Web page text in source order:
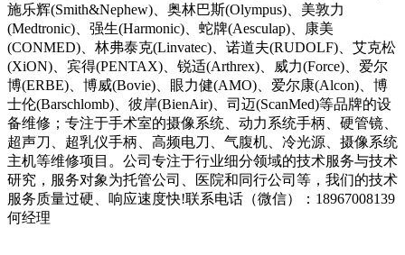
施乐辉(Smith&Nephew)、奥林巴斯(Olympus)、美敦力
(Medtronic)、强生(Harmonic)、蛇牌(Aesculap)、康美
(CONMED)、林弗泰克(Linvatec)、诺道夫(RUDOLF)、艾克松
(XiON)、宾得(PENTAX)、锐适(Arthrex)、威力(Force)、爱尔
博(ERBE)、博威(Bovie)、眼力健(AMO)、爱尔康(Alcon)、博
士伦(Barschlomb)、彼岸(BienAir)、司迈(ScanMed)等品牌的设
备维修；专注于手术室的摄像系统、动力系统手柄、硬管镜、
超声刀、超乳仪手柄、高频电刀、气腹机、冷光源、摄像系统
主机等维修项目。公司专注于行业细分领域的技术服务与技术
研究，服务对象为托管公司、医院和同行公司等，我们的技术
服务质量过硬、响应速度快!联系电话（微信）：18967008139
何经理